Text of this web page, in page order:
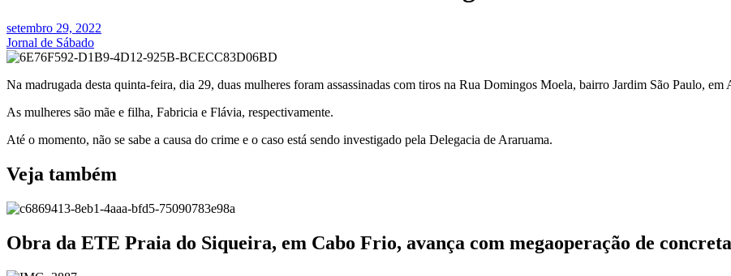
setembro 29, 2022
Jornal de Sábado
Na madrugada desta quinta-feira, dia 29, duas mulheres foram assassinadas com tiros na Rua Domingos Moela, bairro Jardim São Paulo, em
As mulheres são mãe e filha, Fabricia e Flávia, respectivamente.
Até o momento, não se sabe a causa do crime e o caso está sendo investigado pela Delegacia de Araruama.
Veja também
Obra da ETE Praia do Siqueira, em Cabo Frio, avança com megaoperação de